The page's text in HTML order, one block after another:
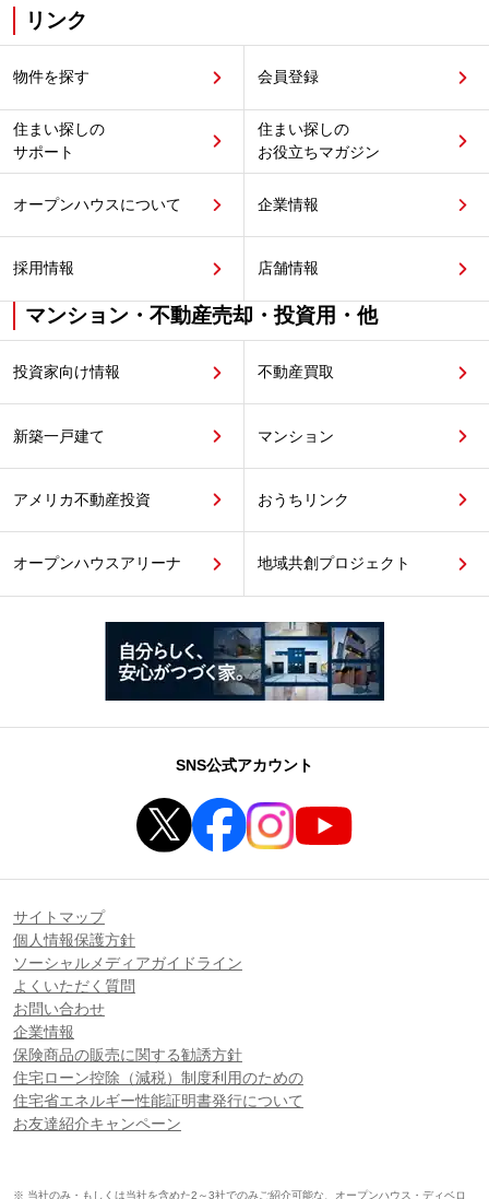
リンク
物件を探す 会員登録
住まい探しの
サポート
住まい探しの
お役立ちマガジン
オープンハウスについて 企業情報
採用情報 店舗情報
マンション・不動産売却・投資用・他
投資家向け情報 不動産買取
新築一戸建て マンション
アメリカ不動産投資 おうちリンク
オープンハウスアリーナ 地域共創プロジェクト
SNS公式アカウント
サイトマップ
個人情報保護方針
ソーシャルメディアガイドライン
よくいただく質問
お問い合わせ
企業情報
保険商品の販売に関する勧誘方針
住宅ローン控除（減税）制度利用のための
住宅省エネルギー性能証明書発行について
お友達紹介キャンペーン
※ 当社のみ・もしくは当社を含めた2～3社でのみご紹介可能な、オープンハウス・ディベロ